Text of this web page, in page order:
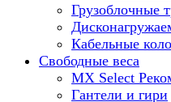
Грузоблочные
Кабельные
Свободные веса
MX Select
Гантели и гири